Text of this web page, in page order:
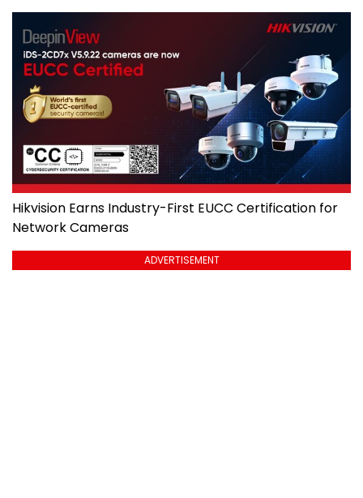
Hikvision Earns Industry-First EUCC Certification for
Network Cameras
ADVERTISEMENT